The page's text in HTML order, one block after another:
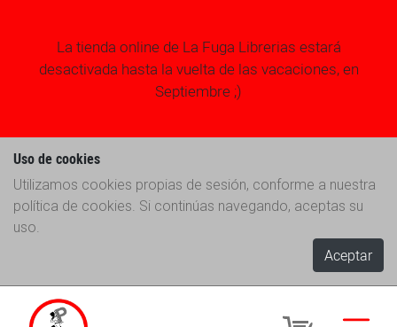
La tienda online de La Fuga Librerias estará
desactivada hasta la vuelta de las vacaciones, en
Septiembre ;)
Uso de cookies
Utilizamos cookies propias de sesión, conforme a nuestra
política de cookies. Si continúas navegando, aceptas su
uso.
Aceptar